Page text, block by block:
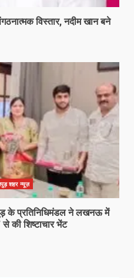
विस्तार, नदीम खान बने
शहर न्यूज़
के प्रतिनिधिमंडल ने लखनऊ में
से की शिष्टाचार भेंट